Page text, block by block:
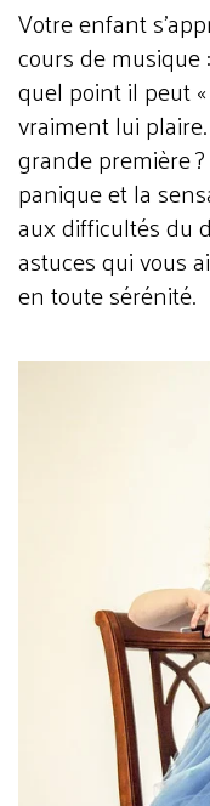
Votre enfant
cours de musique
quel point il peut
vraiment lui
grande première
panique et la
aux difficultés du
astuces qui vous
en toute sérénité.